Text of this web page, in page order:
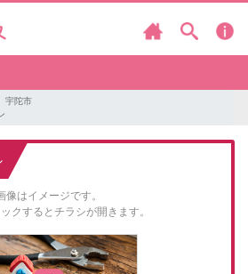
宇陀市
像はイメージです。
クするとチラシが開きます。